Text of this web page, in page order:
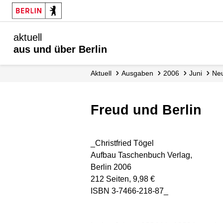
aktuell
aus und über Berlin
aktuell Ausgaben 2006 Juni
Freud und Berlin
_Christfried Tögel
Aufbau Taschenbuch Verlag,
Berlin 2006
212 Seiten, 9,98 €
ISBN 3-7466-218-87_